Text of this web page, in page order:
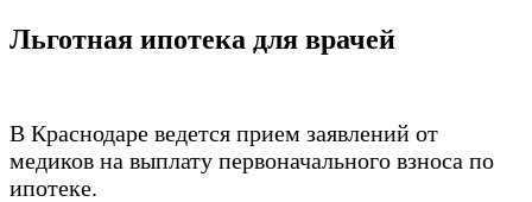
Льготная ипотека для врачей
В Краснодаре ведется прием заявлений от
медиков на выплату первоначального взноса по
ипотеке.